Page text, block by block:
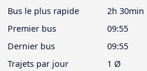
Bus le plus rapide
2h 30min
Premier bus
09:55
Dernier bus
09:55
Trajets par jour
1 Ø